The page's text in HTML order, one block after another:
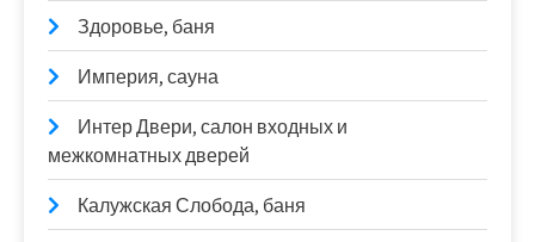
Здоровье, баня
Империя, сауна
Интер Двери, салон входных и
межкомнатных дверей
Калужская Слобода, баня